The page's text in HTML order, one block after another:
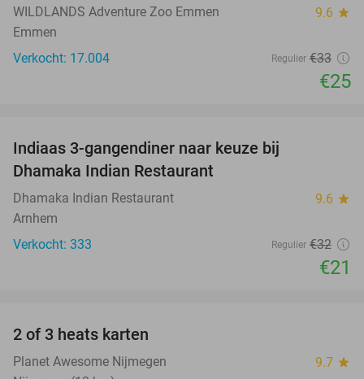
WILDLANDS Adventure Zoo Emmen 9.6 star
Emmen
Verkocht: 17.004
Regulier €33
€25
Indiaas 3-gangendiner naar keuze bij
Dhamaka Indian Restaurant
Dhamaka Indian Restaurant 9.6 star
Arnhem
Verkocht: 333
Regulier €32
€21
2 of 3 heats karten
Planet Awesome Nijmegen 9.7 star